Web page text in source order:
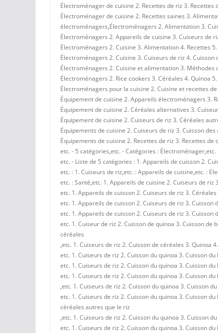
Électroménager de cuisine 2. Recettes de riz 3.
Électroménager de cuisine 2. Recettes saines 3.
électroménagers,Électroménagers 2. Alimentation 3.
Électroménagers 2. Appareils de cuisine 3. Cuiseurs de
Électroménagers 2. Cuisine 3. Alimentation 4. Recettes
Électroménagers 2. Cuisine 3. Cuiseurs de riz 4. Cuisson
Électroménagers 2. Cuisine et alimentation 3. Méthodes
Électroménagers 2. Rice cookers 3. Céréales 4. Quinoa
Électroménagers pour la cuisine 2. Cuisine et recettes
Équipement de cuisine 2. Appareils électroménagers 3.
Équipement de cuisine 2. Céréales alternatives 3.
Équipement de cuisine 2. Cuiseurs de riz 3. Céréales
Équipements de cuisine 2. Cuiseurs de riz 3. Cuisson
Équipements de cuisine 2. Recettes de riz 3. Recettes
etc. - 5 catégories,etc. - Catégories : Électroménager,etc.
etc. - Liste de 5 catégories : 1. Appareils de cuisson 2.
etc. : 1. Cuiseurs de riz,etc. : Appareils de cuisine,etc. :
etc. : Santé,etc. 1. Appareils de cuisine 2. Cuiseurs de riz
etc. 1. Appareils de cuisson 2. Cuiseurs de riz 3.
etc. 1. Appareils de cuisson 2. Cuiseurs de riz 3. Cuisson
etc. 1. Appareils de cuisson 2. Cuiseurs de riz 3.
etc. 1. Cuiseur de riz 2. Cuisson de quinoa 3. Cuisson
céréales
,etc. 1. Cuiseurs de riz 2. Cuisson de céréales 3. Quinoa
etc. 1. Cuiseurs de riz 2. Cuisson du quinoa 3. Cuisson
etc. 1. Cuiseurs de riz 2. Cuisson du quinoa 3. Cuisson
etc. 1. Cuiseurs de riz 2. Cuisson du quinoa 3. Cuisson
,etc. 1. Cuiseurs de riz 2. Cuisson du quinoa 3. Cuisson
etc. 1. Cuiseurs de riz 2. Cuisson du quinoa 3. Cuisson
céréales autres que le riz
,etc. 1. Cuiseurs de riz 2. Cuisson du quinoa 3. Cuisson
etc. 1. Cuiseurs de riz 2. Cuisson du quinoa 3. Cuisson